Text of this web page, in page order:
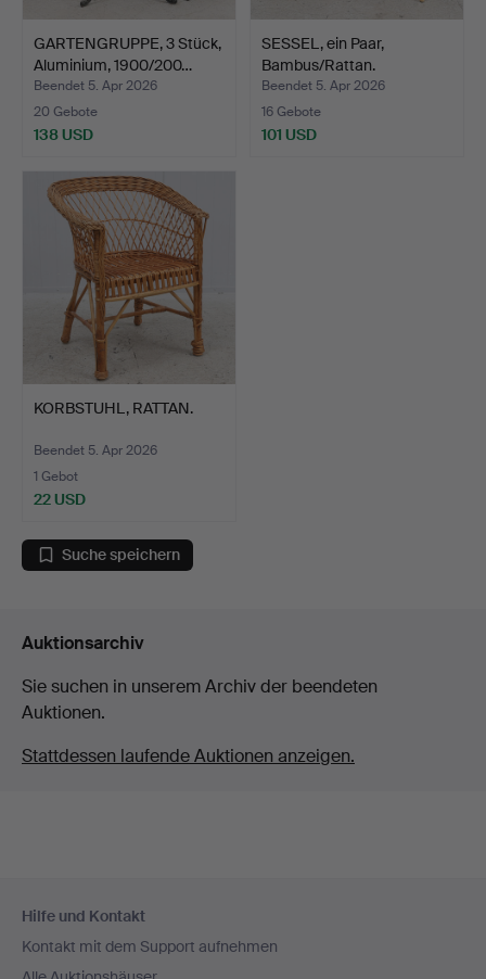
GARTENGRUPPE, 3 Stück,
Aluminium, 1900/200…
Beendet 5. Apr 2026
20 Gebote
138 USD
SESSEL, ein Paar,
Bambus/Rattan.
Beendet 5. Apr 2026
16 Gebote
101 USD
KORBSTUHL, RATTAN.
Beendet 5. Apr 2026
1 Gebot
22 USD
Suche speichern
Auktionsarchiv
Sie suchen in unserem Archiv der beendeten
Auktionen.
Stattdessen laufende Auktionen anzeigen.
Navigation
Hilfe und Kontakt
Kontakt mit dem Support aufnehmen